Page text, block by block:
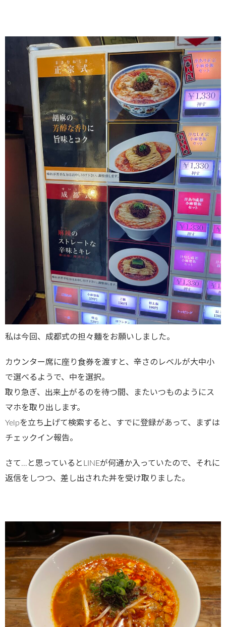
私は今回、成都式の担々麺をお願いしました。
カウンター席に座り食券を渡すと、辛さのレベルが大中小
で選べるようで、中を選択。
取り急ぎ、出来上がるのを待つ間、またいつものようにス
マホを取り出します。
Yelpを立ち上げて検索すると、すでに登録があって、まずは
チェックイン報告。
さて…と思っているとLINEが何通か入っていたので、それに
返信をしつつ、差し出された丼を受け取りました。